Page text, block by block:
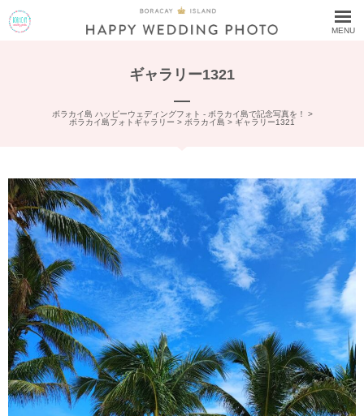
MENU
ギャラリー1321
ボラカイ島 ハッピーウェディングフォト - ボラカイ島で記念写真を！
>
ボラカイ島フォトギャラリー > ボラカイ島 > ギャラリー1321